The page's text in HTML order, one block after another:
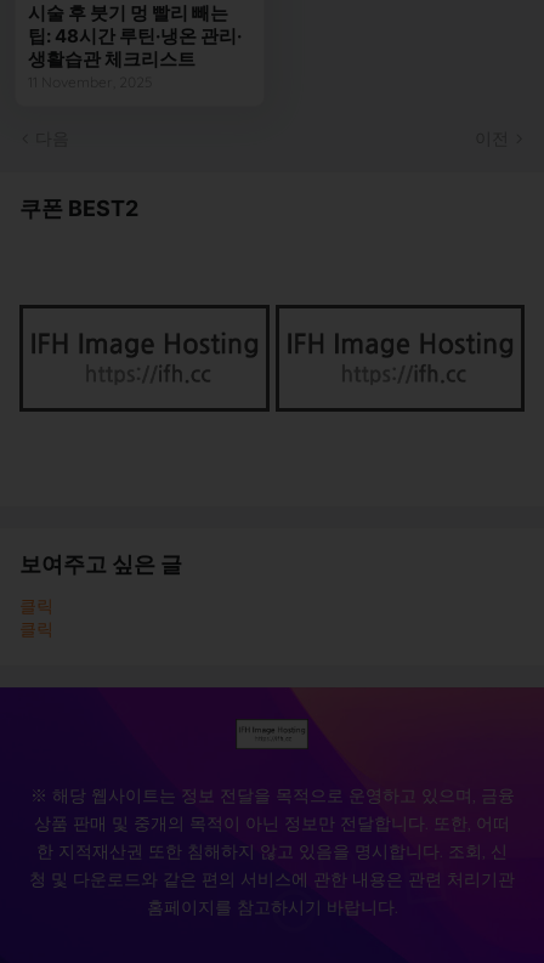
시술 후 붓기 멍 빨리 빼는
팁: 48시간 루틴·냉온 관리·
생활습관 체크리스트
쿠폰 BEST2
보여주고 싶은 글
클릭
클릭
※ 해당 웹사이트는 정보 전달을 목적으로 운영하고 있으며, 금융
상품 판매 및 중개의 목적이 아닌 정보만 전달합니다. 또한, 어떠
한 지적재산권 또한 침해하지 않고 있음을 명시합니다. 조회, 신
청 및 다운로드와 같은 편의 서비스에 관한 내용은 관련 처리기관
홈페이지를 참고하시기 바랍니다.